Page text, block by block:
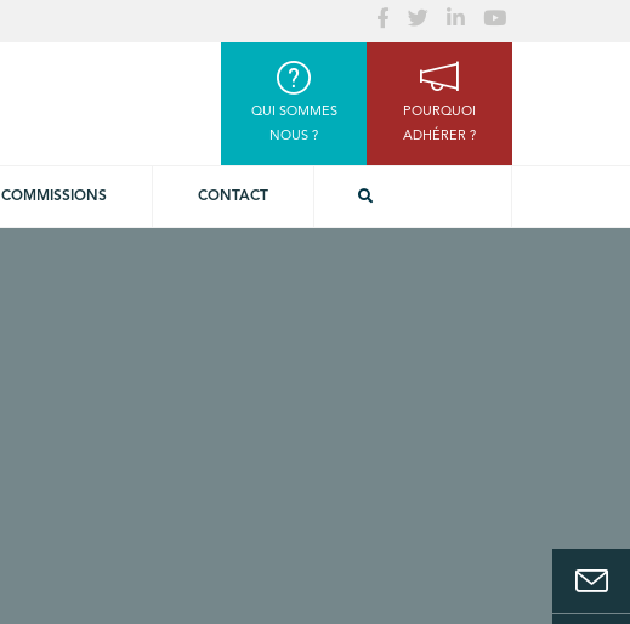
QUI SOMMES
NOUS ?
POURQUOI
ADHÉRER ?
COMMISSIONS CONTACT